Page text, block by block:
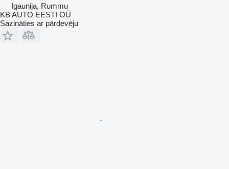
Igaunija, Rummu
KB AUTO EESTI OÜ
Sazināties ar pārdevēju